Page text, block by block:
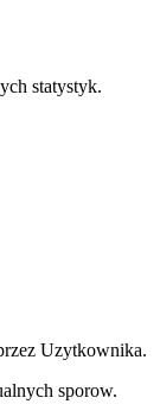
statystyk.
Uzytkownika.
sporow.